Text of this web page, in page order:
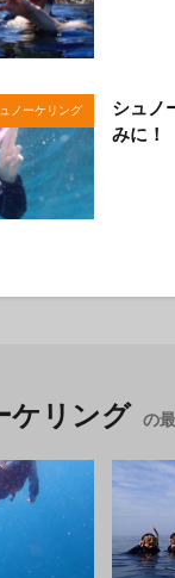
ノーケリング
シュノ
みに！
ケリング の